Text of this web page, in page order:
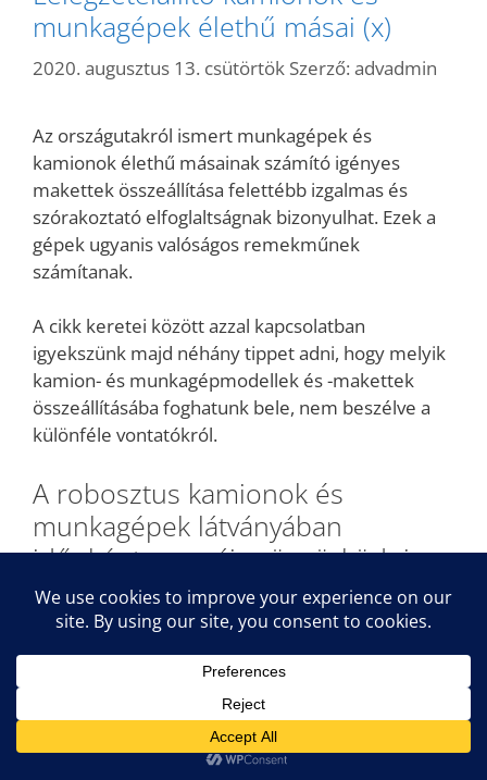
munkagépek élethű másai (x)
2020. augusztus 13. csütörtök Szerző: advadmin
Az országutakról ismert munkagépek és
kamionok élethű másainak számító igényes
makettek összeállítása felettébb izgalmas és
szórakoztató elfoglaltságnak bizonyulhat. Ezek a
gépek ugyanis valóságos remekműnek
számítanak.
A cikk keretei között azzal kapcsolatban
igyekszünk majd néhány tippet adni, hogy melyik
kamion- és munkagépmodellek és -makettek
összeállításába foghatunk bele, nem beszélve a
különféle vontatókról.
A robosztus kamionok és
munkagépek látványában
időnként muszáj gyönyörködni
Lenyűgöző mérnöki munka, felbecsülhetetlen
mértékű erő, illetve hajszálpontosan
megkomponált menetdinamika tud sugározni
munkagépből. Aki csak egy kicsit is érdeklődik a
haszongépjárművek iránt, egyszerűen nem tud
nem rájuk csodálkozni.